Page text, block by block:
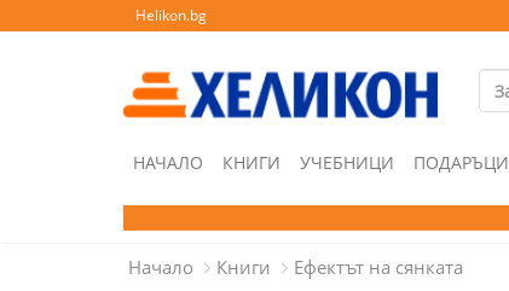
Helikon.bg
НАЧАЛО КНИГИ УЧЕБНИЦИ ПОДАРЪЦИ
Начало Книги Ефектът на сянката